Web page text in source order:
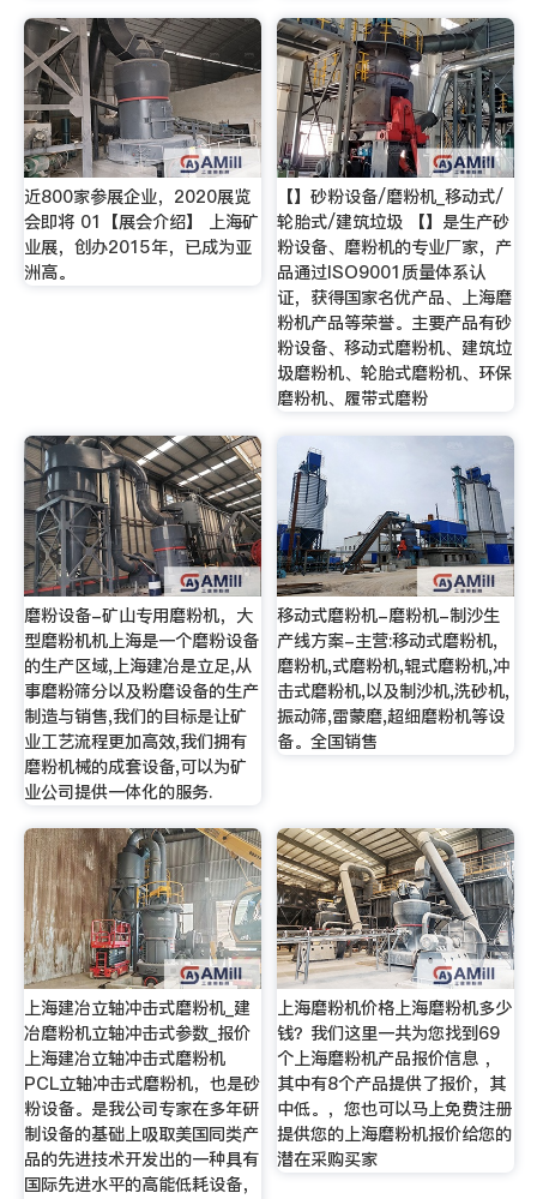
近800家参展企业，2020展览
会即将 01【展会介绍】 上海矿
业展，创办2015年，已成为亚
洲高。
【】砂粉设备/磨粉机_移动式/
轮胎式/建筑垃圾 【】是生产砂
粉设备、磨粉机的专业厂家，产
品通过ISO9001质量体系认
证，获得国家名优产品、上海磨
粉机产品等荣誉。主要产品有砂
粉设备、移动式磨粉机、建筑垃
圾磨粉机、轮胎式磨粉机、环保
磨粉机、履带式磨粉
磨粉设备-矿山专用磨粉机，大
型磨粉机机上海是一个磨粉设备
的生产区域,上海建冶是立足,从
事磨粉筛分以及粉磨设备的生产
制造与销售,我们的目标是让矿
业工艺流程更加高效,我们拥有
磨粉机械的成套设备,可以为矿
业公司提供一体化的服务.
移动式磨粉机-磨粉机-制沙生
产线方案-主营:移动式磨粉机,
磨粉机,式磨粉机,辊式磨粉机,冲
击式磨粉机,以及制沙机,洗砂机,
振动筛,雷蒙磨,超细磨粉机等设
备。全国销售
上海建冶立轴冲击式磨粉机_建
冶磨粉机立轴冲击式参数_报价
上海建冶立轴冲击式磨粉机
PCL立轴冲击式磨粉机，也是砂
粉设备。是我公司专家在多年研
制设备的基础上吸取美国同类产
品的先进技术开发出的一种具有
国际先进水平的高能低耗设备，
上海磨粉机价格上海磨粉机多少
钱？我们这里一共为您找到69
个上海磨粉机产品报价信息 ，
其中有8个产品提供了报价，其
中低。，您也可以马上免费注册
提供您的上海磨粉机报价给您的
潜在采购买家